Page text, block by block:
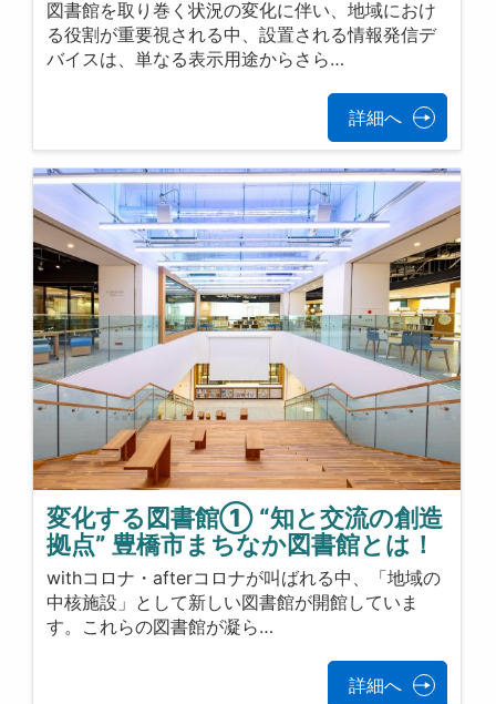
図書館を取り巻く状況の変化に伴い、地域におけ
る役割が重要視される中、設置される情報発信デ
バイスは、単なる表示用途からさら…
詳細へ
変化する図書館① “知と交流の創造
拠点” 豊橋市まちなか図書館とは！
withコロナ・afterコロナが叫ばれる中、「地域の
中核施設」として新しい図書館が開館していま
す。これらの図書館が凝ら…
詳細へ